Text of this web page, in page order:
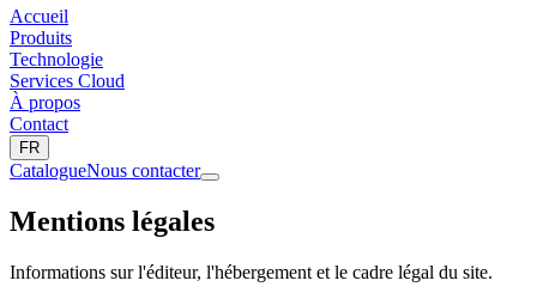
Accueil
Produits
Technologie
Services Cloud
À propos
Contact
FR
CatalogueNous contacter
Mentions légales
Informations sur l'éditeur, l'hébergement et le cadre légal du site.